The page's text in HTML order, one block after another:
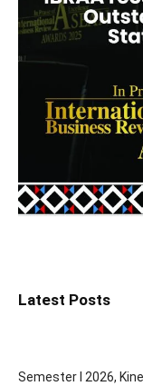
Latest Posts
Semester I 2026,